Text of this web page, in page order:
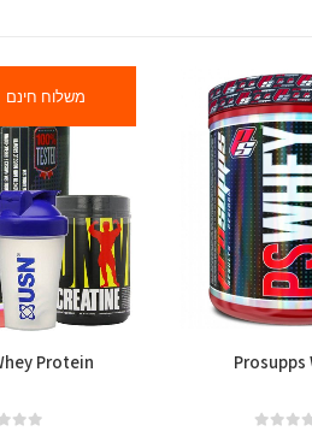
Prosupps
משלוח חינם
Protein